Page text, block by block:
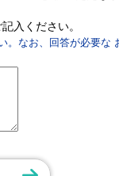
入ください。
。なお、回答が必要な